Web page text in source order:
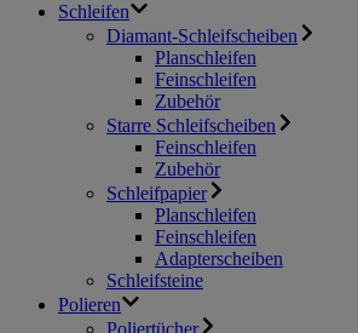
Schleifen
Diamant-Schleifscheiben
Planschleifen
Feinschleifen
Zubehör
Starre Schleifscheiben
Feinschleifen
Zubehör
Schleifpapier
Planschleifen
Feinschleifen
Adapterscheiben
Schleifsteine
Polieren